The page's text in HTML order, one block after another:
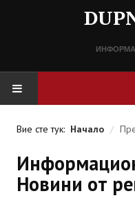
НОВИНИ
СПРАВОЧНИК
Вие сте тук: Начало /
Новини от